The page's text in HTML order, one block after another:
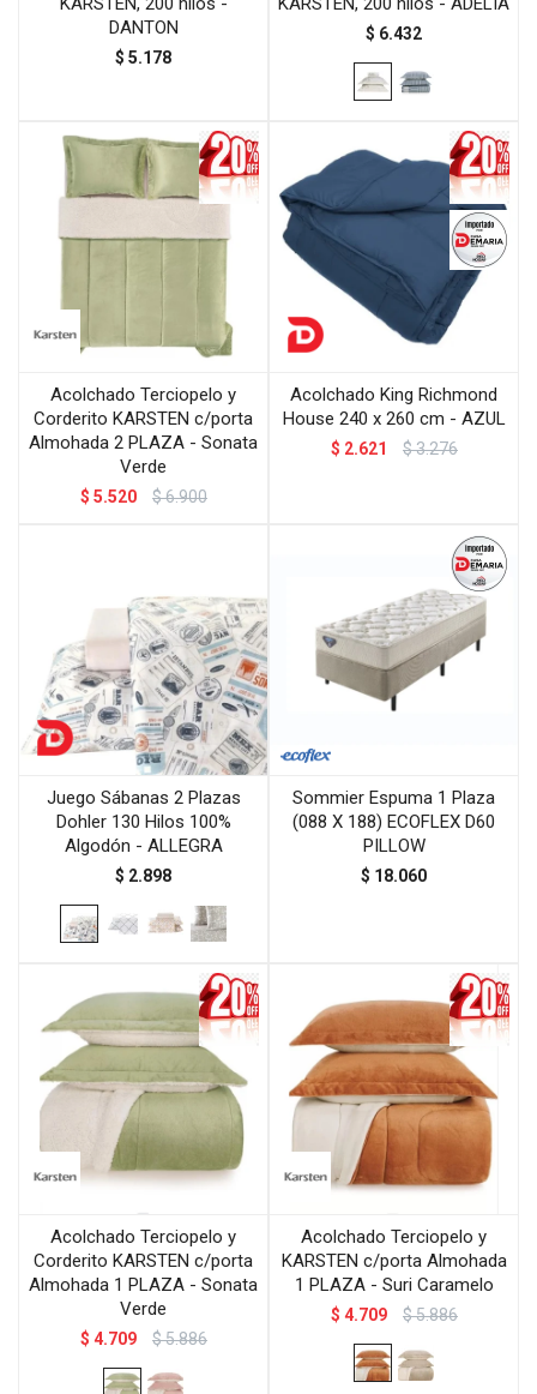
DANTON
$ 5.178
$ 6.432
Acolchado Terciopelo y
Corderito KARSTEN c/porta
Almohada 2 PLAZA - Sonata
Verde
$ 5.520 $6.900
Acolchado King Richmond
House 240 x 260 cm - AZUL
$ 2.621 $3.276
Juego Sábanas 2 Plazas
Dohler 130 Hilos 100%
Algodón - ALLEGRA
$ 2.898
Sommier Espuma 1 Plaza
(088 X 188) ECOFLEX D60
PILLOW
$ 18.060
Acolchado Terciopelo y
Corderito KARSTEN c/porta
Almohada 1 PLAZA - Sonata
Verde
$ 4.709 $5.886
Acolchado Terciopelo y
KARSTEN c/porta Almohada
1 PLAZA - Suri Caramelo
$ 4.709 $5.886